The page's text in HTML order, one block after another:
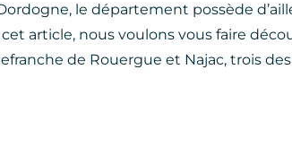
le département possède
article, nous voulons vous faire
de Rouergue et Najac, trois